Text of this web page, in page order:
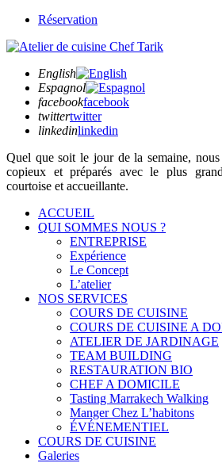
Réservation
English
Espagnol
facebookfacebook
twittertwitter
linkedinlinkedin
Quel que soitle jour de la semaine,
copieux et préparés avec le plus
courtoise et accueillante.
ACCUEIL
QUI SOMMES NOUS ?
ENTREPRISE
Expérience
Le Concept
L’atelier
NOS SERVICES
COURS DE CUISINE
COURS DE CUISINE A
ATELIER DE JARDINAGE
TEAM BUILDING
RESTAURATION BIO
CHEF A DOMICILE
Tasting Marrakech Walking
Manger Chez L’habitons
ÉVÉNEMENTIEL
COURS DE CUISINE
Galeries